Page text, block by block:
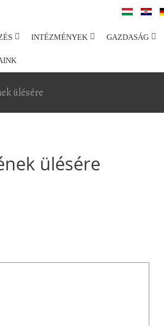
INTÉZMÉNYEK GAZDASÁG
ülésére
ülésére